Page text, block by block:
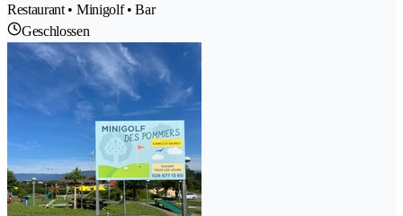
Restaurant • Minigolf • Bar
Geschlossen